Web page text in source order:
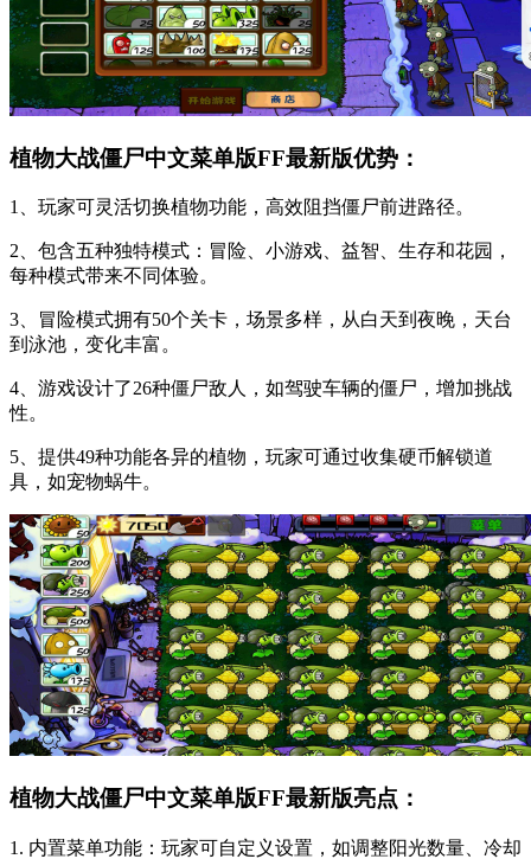
植物大战僵尸中文菜单版FF最新版优势：
1、玩家可灵活切换植物功能，高效阻挡僵尸前进路径。
2、包含五种独特模式：冒险、小游戏、益智、生存和花园，
每种模式带来不同体验。
3、冒险模式拥有50个关卡，场景多样，从白天到夜晚，天台
到泳池，变化丰富。
4、游戏设计了26种僵尸敌人，如驾驶车辆的僵尸，增加挑战
性。
5、提供49种功能各异的植物，玩家可通过收集硬币解锁道
具，如宠物蜗牛。
植物大战僵尸中文菜单版FF最新版亮点：
1. 内置菜单功能：玩家可自定义设置，如调整阳光数量、冷却